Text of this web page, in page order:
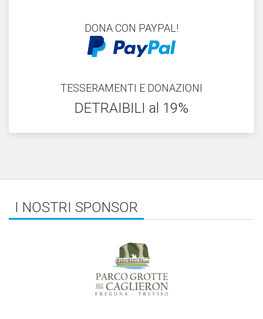
DONA CON PAYPAL!
TESSERAMENTI E DONAZIONI
DETRAIBILI al 19%
I NOSTRI SPONSOR